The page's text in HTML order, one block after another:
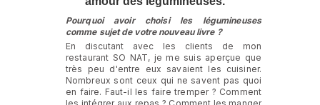
Pourquoi avoir choisi les légumineuses
comme sujet de votre nouveau livre ?
En discutant avec les clients de mon
restaurant SO NAT, je me suis aperçue que
très peu d'entre eux savaient les cuisiner.
Nombreux sont ceux qui ne savent pas quoi
en faire. Faut-il les faire tremper ? Comment